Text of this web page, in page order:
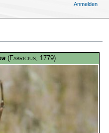
(Fabricius, 1779)
Anmelden